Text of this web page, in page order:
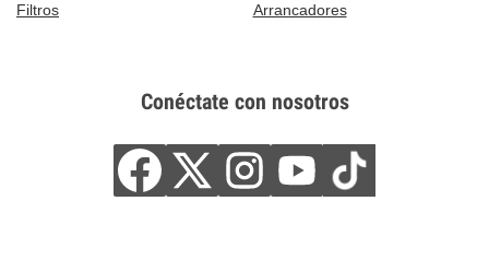
Filtros
Arrancadores
Conéctate con nosotros